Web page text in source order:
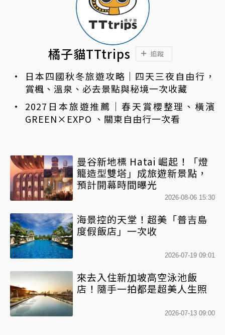
橘子貓TTtrips 追蹤
日本四國秋冬旅遊攻略｜四天三夜自由行，
賞楓、溫泉、必去景點與秘境一次收藏
2027日本旅遊推薦｜春天賞櫻整理、橫濱
GREEN×EXPO 、關東自由行一次看
曼谷新地標 Hatai 崛起！「燈
籠造型雙塔」成旅遊新景點，
預計開幕時間曝光
2026-08-06 15:30
海景控的天堂！超美「普吉島
度假飯店」一次收
2026-07-19 09:01
來去入住新加坡高空泳池飯
店！隨手一拍都是超美人生照
2026-07-13 09:00